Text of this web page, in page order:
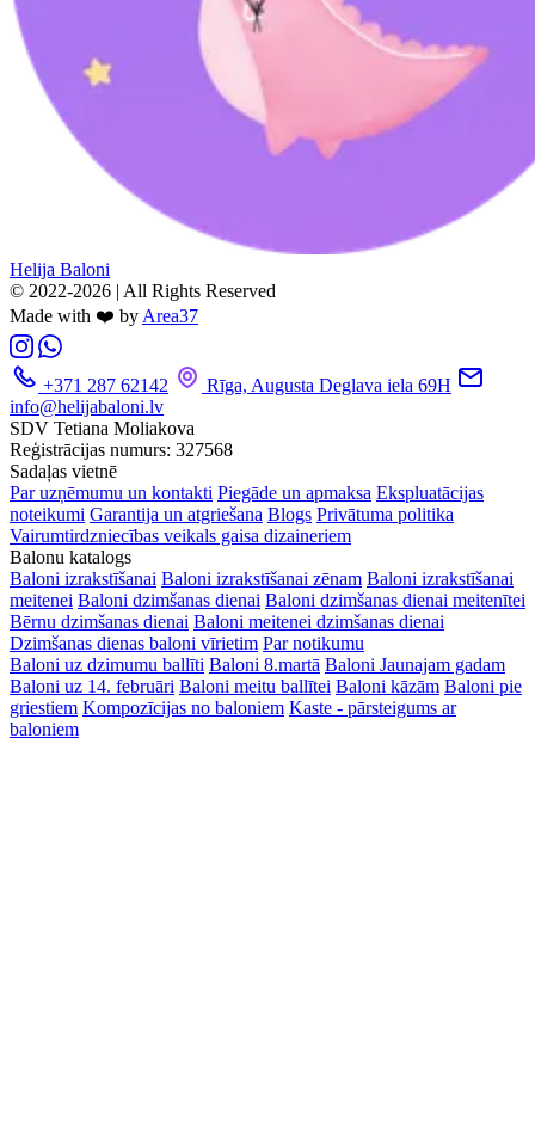
Helija Baloni
© 2022-2026 | All Rights Reserved
Made with ❤️ by Area37
+371 287 62142
Rīga, Augusta Deglava iela 69H
info@helijabaloni.lv
SDV Tetiana Moliakova
Reģistrācijas numurs: 327568
Sadaļas vietnē
Par uzņēmumu un kontakti Piegāde un apmaksa Ekspluatācijas
noteikumi Garantija un atgriešana Blogs Privātuma politika
Vairumtirdzniecības veikals gaisa dizaineriem
Balonu katalogs
Baloni izrakstīšanai Baloni izrakstīšanai zēnam Baloni izrakstīšanai
meitenei Baloni dzimšanas dienai Baloni dzimšanas dienai meitenītei
Bērnu dzimšanas dienai Baloni meitenei dzimšanas dienai
Dzimšanas dienas baloni vīrietim Par notikumu
Baloni uz dzimumu ballīti Baloni 8.martā Baloni Jaunajam gadam
Baloni uz 14. februāri Baloni meitu ballītei Baloni kāzām Baloni pie
griestiem Kompozīcijas no baloniem Kaste - pārsteigums ar
baloniem